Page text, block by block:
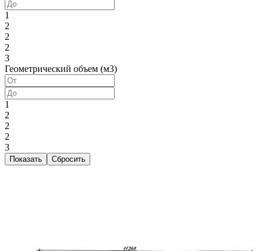
1
2
2
2
3
Геометрический объем (м3)
1
2
2
2
3